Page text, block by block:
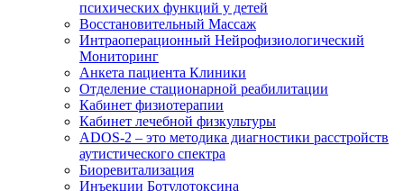
психических функций у детей
Восстановительный Массаж
Интраоперационный Нейрофизиологический
Мониторинг
Анкета пациента Клиники
Отделение стационарной реабилитации
Кабинет физиотерапии
Кабинет лечебной физкультуры
ADOS-2 – это методика диагностики расстройств
аутистического спектра
Биоревитализация
Инъекции Ботулотоксина